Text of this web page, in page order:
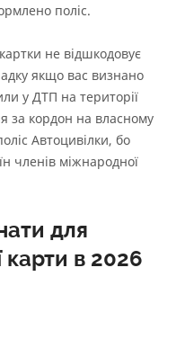
поліс.
не відшкодовує
якщо вас визнано
у ДТП на території
за кордон на власному
Автоцивілки, бо
членів міжнародної
для
в 2026